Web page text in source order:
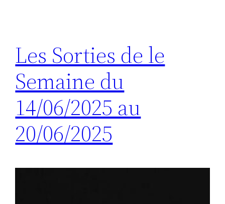
Les Sorties de le
Semaine du
14/06/2025 au
20/06/2025